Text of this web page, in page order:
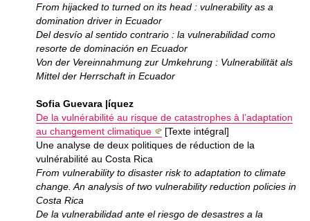
From hijacked to turned on its head : vulnerability as a
domination driver in Ecuador
Del desvío al sentido contrario : la vulnerabilidad como
resorte de dominación en Ecuador
Von der Vereinnahmung zur Umkehrung : Vulnerabilität als
Mittel der Herrschaft in Ecuador
Sofia Guevara |íquez
De la vulnérabilité au risque de catastrophes à l’adaptation
au changement climatique
[Texte intégral]
Une analyse de deux politiques de réduction de la
vulnérabilité au Costa Rica
From vulnerability to disaster risk to adaptation to climate
change. An analysis of two vulnerability reduction policies in
Costa Rica
De la vulnerabilidad ante el riesgo de desastres a la